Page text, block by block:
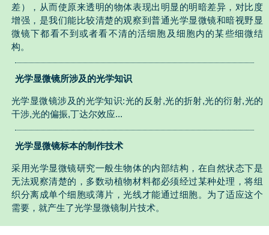
差），从而使原来透明的物体表现出明显的明暗差异，对比度
增强，是我们能比较清楚的观察到普通光学显微镜和暗视野显
微镜下都看不到或者看不清的活细胞及细胞内的某些细微结
构。
光学显微镜所涉及的光学知识
光学显微镜涉及的光学知识:光的反射,光的折射,光的衍射,光的
干涉,光的偏振,丁达尔效应...
光学显微镜标本的制作技术
采用光学显微镜研究一般生物体的内部结构，在自然状态下是
无法观察清楚的，多数动植物材料都必须经过某种处理，将组
织分离成单个细胞或薄片，光线才能通过细胞。为了适应这个
需要，就产生了光学显微镜制片技术。